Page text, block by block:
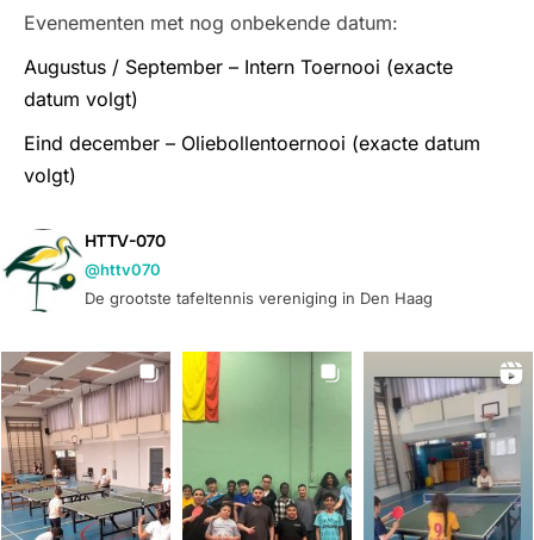
Evenementen met nog onbekende datum:
Augustus / September – Intern Toernooi (exacte
datum volgt)
Eind december – Oliebollentoernooi (exacte datum
volgt)
HTTV-070
@httv070
De grootste tafeltennis vereniging in Den Haag